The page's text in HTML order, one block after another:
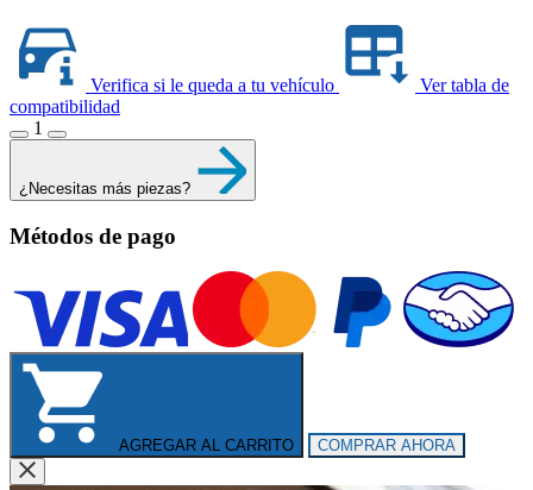
Verifica si le queda a tu vehículo
Ver tabla de
compatibilidad
1
¿Necesitas más piezas?
Métodos de pago
AGREGAR AL CARRITO COMPRAR AHORA